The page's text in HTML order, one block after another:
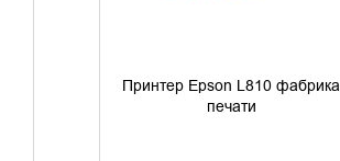
Принтер Epson L810 фабрика
печати